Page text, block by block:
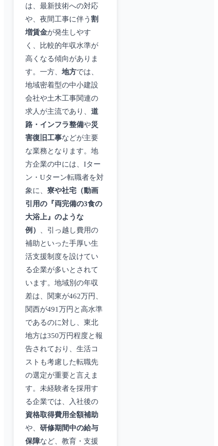
は、最新技術への対応
や、夜間工事に伴う 割
増賃金が発生しやす
く、比較的年収水準が
高くなる傾向がありま
す。一方、 地方では、
地域密着型の中小建設
会社や土木工事関連の
求人が主流であり、 道
路・インフラ整備や災
害復旧工事などが主要
な業務となります。地
方企業の中には、Iター
ン・Uターン転職者を対
象に、 寮や社宅（動画
引用の『両完備の3食の
大浴上』のような
例）
、引っ越し費用の
補助といった手厚い生
活支援制度を設けてい
る企業が多いとされて
います。地域別の年収
差は、関東が462万円、
関西が491万円と高水準
であるのに対し、東北
地方は350万円程度と報
告されており、生活コ
ストも考慮した転職先
の選定が重要と言えま
す。未経験者を採用す
る企業では、入社後の
資格取得費用全額補助
や、 研修期間中の給与
保障など、教育・支援